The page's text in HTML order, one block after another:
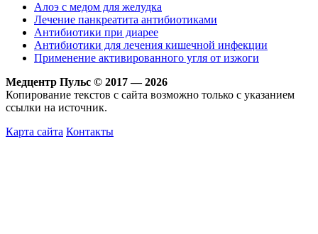
Алоэ с медом для желудка
Лечение панкреатита антибиотиками
Антибиотики при диарее
Антибиотики для лечения кишечной инфекции
Применение активированного угля от изжоги
Медцентр Пульс © 2017 — 2026
Копирование текстов с сайта возможно только с указанием
ссылки на источник.
Карта сайта Контакты